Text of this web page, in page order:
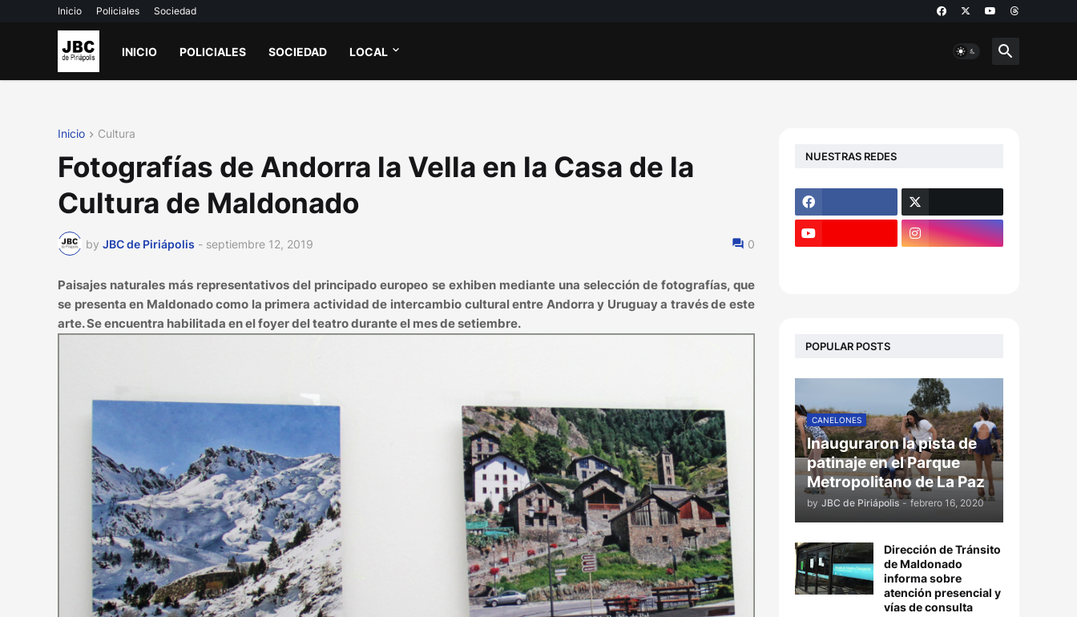
Inicio Policiales Sociedad
INICIO POLICIALES SOCIEDAD LOCAL
Inicio Cultura
Fotografías de Andorra la Vella en la Casa de la
Cultura de Maldonado
by JBC de Piriápolis - septiembre 12, 2019 0
Paisajes naturales más representativos del principado europeo se exhiben mediante una selección de fotografías, que
se presenta en Maldonado como la primera actividad de intercambio cultural entre Andorra y Uruguay a través de este
arte. Se encuentra habilitada en el foyer del teatro durante el mes de setiembre.
NUESTRAS REDES
POPULAR POSTS
CANELONES
Inauguraron la pista de
patinaje en el Parque
Metropolitano de La Paz
by JBC de Piriápolis - febrero 16, 2020
Dirección de Tránsito
de Maldonado
informa sobre
atención presencial y
vías de consulta